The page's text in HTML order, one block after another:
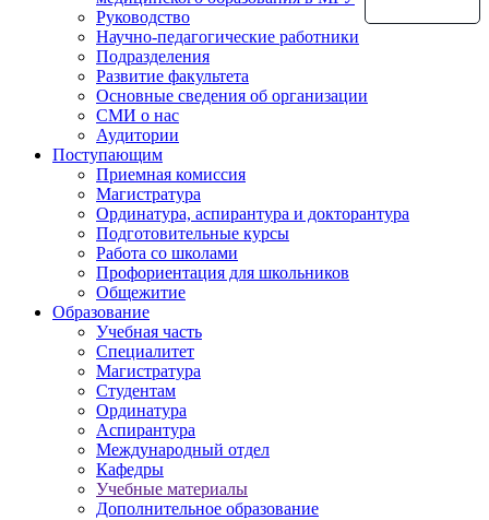
Руководство
Научно-педагогические работники
Подразделения
Развитие факультета
Основные сведения об организации
СМИ о нас
Аудитории
Поступающим
Приемная комиссия
Магистратура
Ординатура, аспирантура и докторантура
Подготовительные курсы
Работа со школами
Профориентация для школьников
Общежитие
Образование
Учебная часть
Специалитет
Магистратура
Студентам
Ординатура
Аспирантура
Международный отдел
Кафедры
Учебные материалы
Дополнительное образование